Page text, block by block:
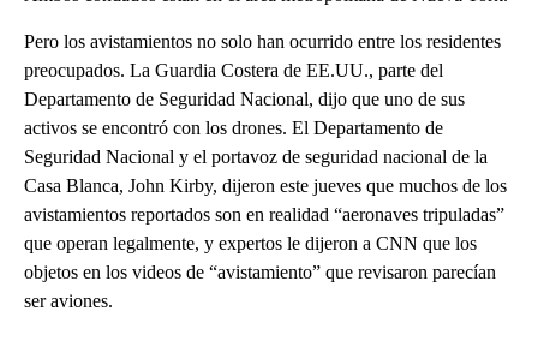
Pero los avistamientos no solo han ocurrido entre los residentes
preocupados. La Guardia Costera de EE.UU., parte del
Departamento de Seguridad Nacional, dijo que uno de sus
activos se encontró con los drones. El Departamento de
Seguridad Nacional y el portavoz de seguridad nacional de la
Casa Blanca, John Kirby, dijeron este jueves que muchos de los
avistamientos reportados son en realidad “aeronaves tripuladas”
que operan legalmente, y expertos le dijeron a CNN que los
objetos en los videos de “avistamiento” que revisaron parecían
ser aviones.